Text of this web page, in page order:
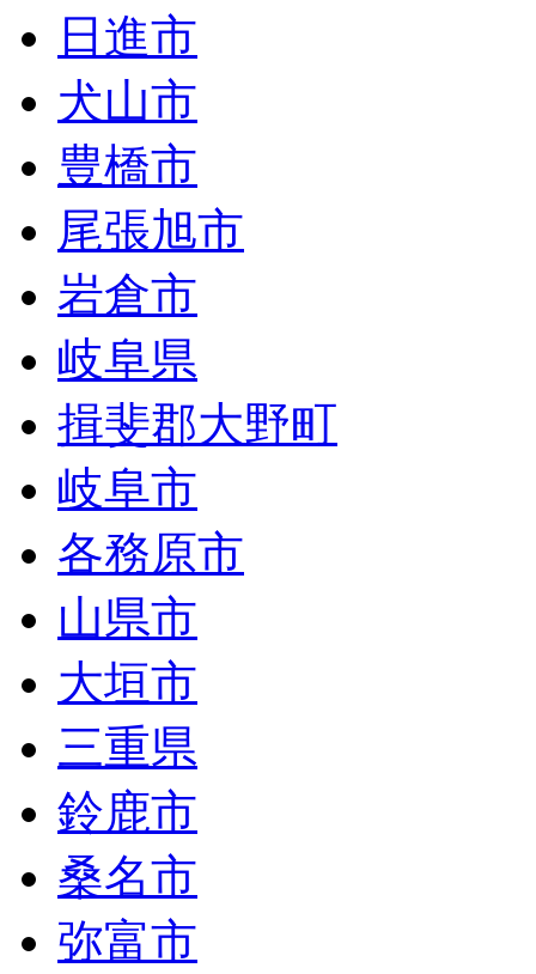
日進市
犬山市
豊橋市
尾張旭市
岩倉市
岐阜県
揖斐郡大野町
岐阜市
各務原市
山県市
大垣市
三重県
鈴鹿市
桑名市
弥富市